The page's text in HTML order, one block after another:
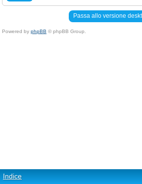
Passa allo versione
Powered by phpBB © phpBB Group.
Indice